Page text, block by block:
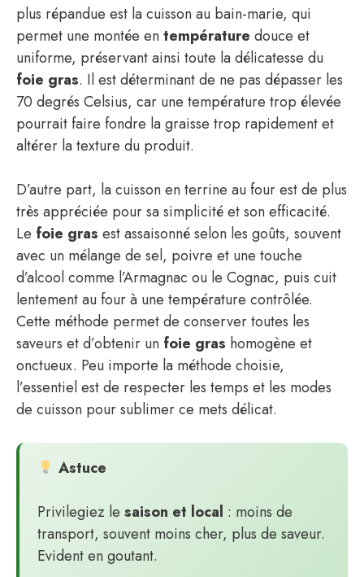
plus répandue est la cuisson au bain-marie, qui
permet une montée entempérature douce et
uniforme, préservant ainsi toute la délicatesse du
foie gras. Il est déterminant de ne pas dépasser les
70 degrés Celsius, car une température trop élevée
pourrait faire fondre la graisse trop rapidement et
altérer la texture du produit.
D’autre part, la cuisson en terrine au four est de plus
très appréciée pour sa simplicité et son efficacité.
Le foie gras est assaisonné selon les goûts, souvent
avec un mélange de sel, poivre et une touche
d’alcool comme l’Armagnac ou le Cognac, puis cuit
lentement au four à une température contrôlée.
Cette méthode permet de conserver toutes les
saveurs et d’obtenir un foie gras homogène et
onctueux. Peu importe la méthode choisie,
l’essentiel est de respecter les temps et les modes
de cuisson pour sublimer ce mets délicat.
Astuce
Privilegiez le saison et local : moins de
transport, souvent moins cher, plus de saveur.
Evident en goutant.